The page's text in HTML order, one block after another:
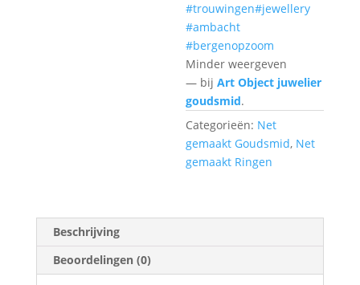
#trouwingen#jewellery
#ambacht
#bergenopzoom
Minder weergeven
— bijArt Object juwelier
goudsmid.
Categorieën: Net
gemaakt Goudsmid, Net
gemaakt Ringen
Beschrijving
Beoordelingen (0)